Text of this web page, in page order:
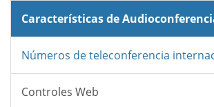
Características de
Números de teleconferencia
Controles Web